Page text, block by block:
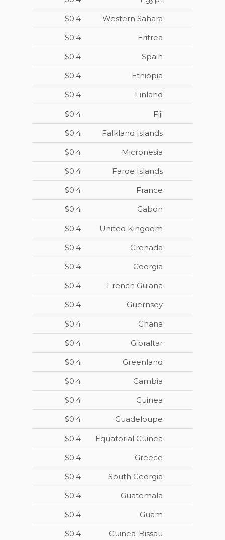
Western Sahara
$0.4
Eritrea
$0.4
Spain
$0.4
Ethiopia
$0.4
Finland
$0.4
Fiji
$0.4
Falkland Islands
$0.4
Micronesia
$0.4
Faroe Islands
$0.4
France
$0.4
Gabon
$0.4
United Kingdom
$0.4
Grenada
$0.4
Georgia
$0.4
French Guiana
$0.4
Guernsey
$0.4
Ghana
$0.4
Gibraltar
$0.4
Greenland
$0.4
Gambia
$0.4
Guinea
$0.4
Guadeloupe
$0.4
Equatorial Guinea
$0.4
Greece
$0.4
South Georgia
$0.4
Guatemala
$0.4
Guam
$0.4
Guinea-Bissau
$0.4